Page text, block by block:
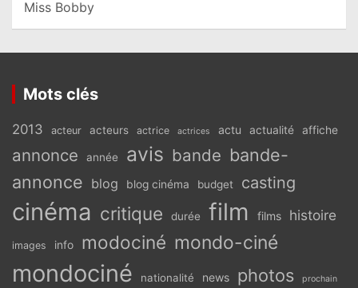
Miss Bobby
Mots clés
2013 acteur acteurs actrice actrices actu actualité affiche
annonce année avis bande bande-
annonce blog blog cinéma budget casting
cinéma critique durée film films histoire
images info modociné mondo-ciné
mondociné nationalité news photos prochain